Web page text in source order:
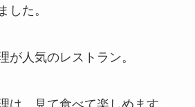
した。
が人気のレストラン。
は、見て食べて楽しめます。